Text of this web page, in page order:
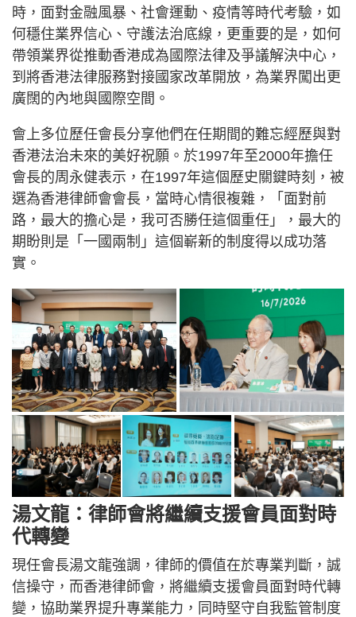
時，面對金融風暴、社會運動、疫情等時代考驗，如
何穩住業界信心、守護法治底線，更重要的是，如何
帶領業界從推動香港成為國際法律及爭議解決中心，
到將香港法律服務對接國家改革開放，為業界闖出更
廣闊的內地與國際空間。
會上多位歷任會長分享他們在任期間的難忘經歷與對
香港法治未來的美好祝願。‌於1997年至2000年擔任
會長的周永健表示，在1997年這個歷史關鍵時刻，被
選為香港律師會會長，當時心情很複雜，「面對前
路，最大的擔心是，我可否勝任這個重任」，最大的
期盼則是「一國兩制」這個嶄新的制度得以成功落
實。
湯文龍：律師會將繼續支援會員面對時
代轉變
現任會長湯文龍強調，律師的價值在於專業判斷，誠
信操守，而香港律師會，將繼續支援會員面對時代轉
變，協助業界提升專業能力，同時堅守自我監管制度